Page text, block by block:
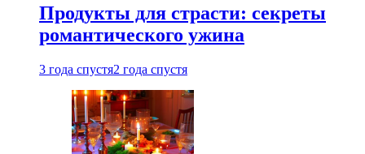
Продукты для страсти: секреты
романтического ужина
3 года спустя2 года спустя